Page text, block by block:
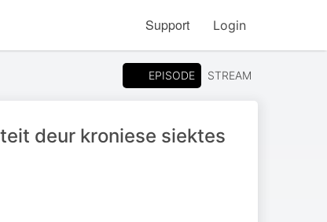
Support Login
EPISODE STREAM
deur kroniese siektes